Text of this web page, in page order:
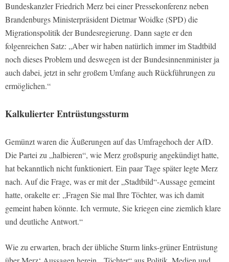
Bundeskanzler Friedrich Merz bei einer Pressekonferenz neben
Brandenburgs Ministerpräsident Dietmar Woidke (SPD) die
Migrationspolitik der Bundesregierung. Dann sagte er den
folgenreichen Satz: „Aber wir haben natürlich immer im Stadtbild
noch dieses Problem und deswegen ist der Bundesinnenminister ja
auch dabei, jetzt in sehr großem Umfang auch Rückführungen zu
ermöglichen.“
Kalkulierter Entrüstungssturm
Gemünzt waren die Äußerungen auf das Umfragehoch der AfD.
Die Partei zu „halbieren“, wie Merz großspurig angekündigt hatte,
hat bekanntlich nicht funktioniert. Ein paar Tage später legte Merz
nach. Auf die Frage, was er mit der „Stadtbild“-Aussage gemeint
hatte, orakelte er: „Fragen Sie mal Ihre Töchter, was ich damit
gemeint haben könnte. Ich vermute, Sie kriegen eine ziemlich klare
und deutliche Antwort.“
Wie zu erwarten, brach der übliche Sturm links-grüner Entrüstung